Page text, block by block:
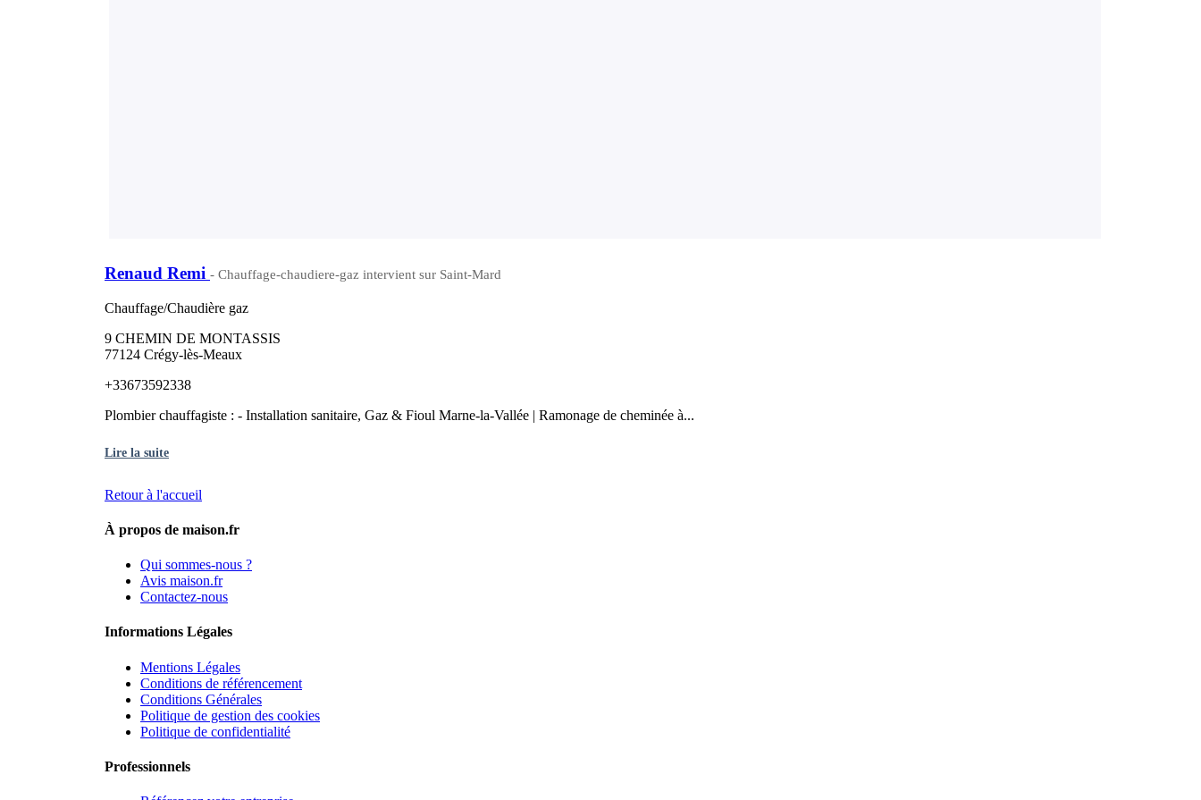
Renaud Remi - Chauffage-chaudiere-gaz intervient sur Saint-Mard
Chauffage/Chaudière gaz
9 CHEMIN DE MONTASSIS
77124 Crégy-lès-Meaux
+33673592338
Plombier chauffagiste : - Installation sanitaire, Gaz & Fioul Marne-la-Vallée | Ramonage de cheminée à...
Lire la suite
Retour à l'accueil
À propos de maison.fr
Qui sommes-nous ?
Avis maison.fr
Contactez-nous
Informations Légales
Mentions Légales
Conditions de référencement
Conditions Générales
Politique de gestion des cookies
Politique de confidentialité
Professionnels